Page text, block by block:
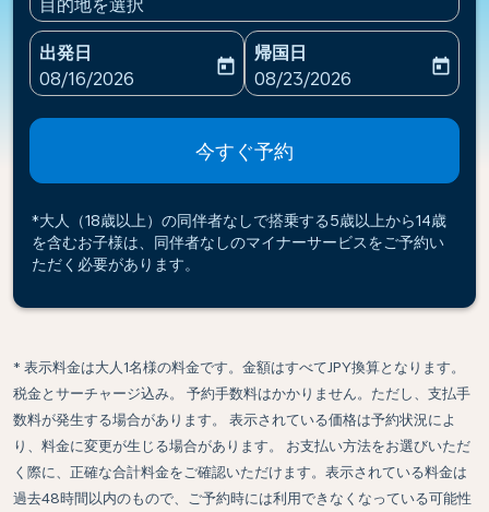
目的地を選択
出発日
fc-booking-departure-date-aria-label
08/16/2026
today
帰国日
fc-booking-return-date-
08/23/2026
today
今すぐ予約
*大人（18歳以上）の同伴者なしで搭乗する5歳以上から14歳
を含むお子様は、同伴者なしのマイナーサービスをご予約い
ただく必要があります。
* 表示料金は大人1名様の料金です。金額はすべてJPY換算となります。
税金とサーチャージ込み。 予約手数料はかかりません。ただし、支払手
数料が発生する場合があります。 表示されている価格は予約状況によ
り、料金に変更が生じる場合があります。 お支払い方法をお選びいただ
く際に、正確な合計料金をご確認いただけます。表示されている料金は
過去48時間以内のもので、ご予約時には利用できなくなっている可能性